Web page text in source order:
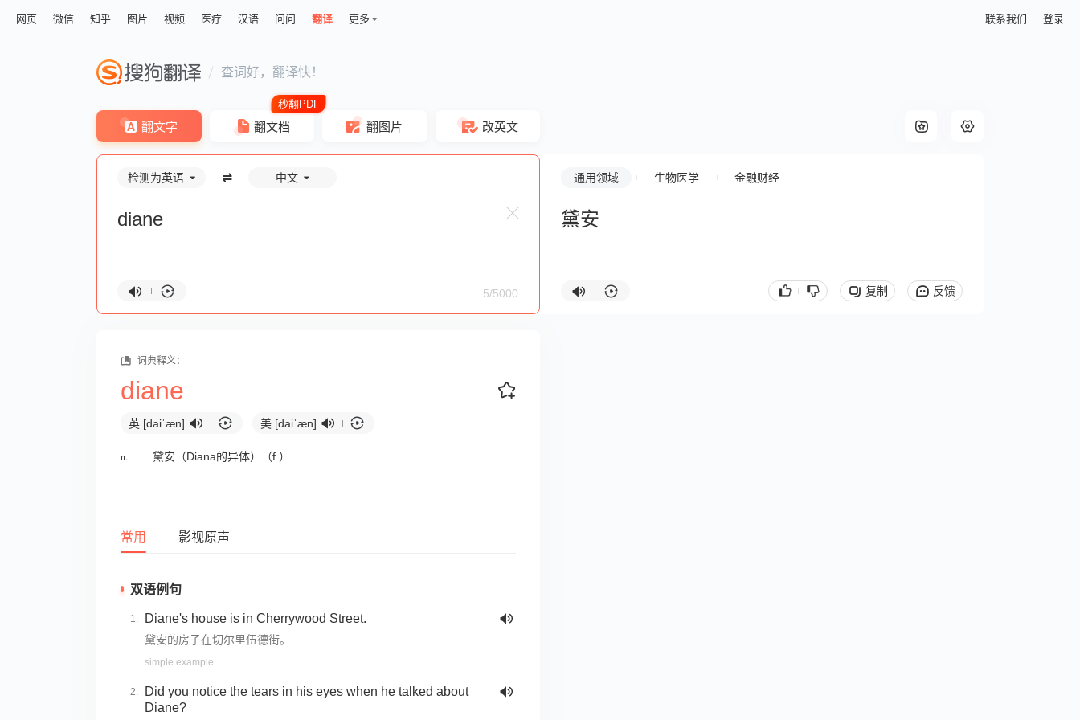
网页 微信 知乎 图片 视频 医疗 汉语 问问 翻译 更多 联系我们 登录
查词好，翻译快！
翻文字 翻文档 翻图片 改英文
检测为英语 中文
5/5000
通用领域 生物医学 金融财经
黛安
复制 反馈
词典释义：
diane
英 [daiˈæn] 美 [daiˈæn]
n. 黛安（Diana的异体）（f.）
常用 影视原声
双语例句
Diane's house is in Cherrywood Street.
黛安的房子在切尔里伍德街。
simple example
Did you notice the tears in his eyes when he talked about
Diane?